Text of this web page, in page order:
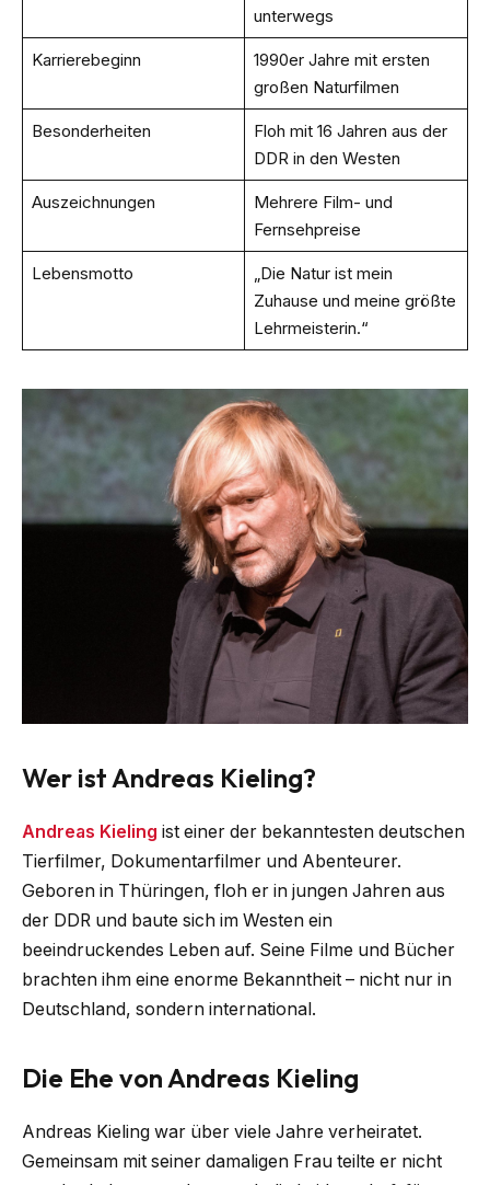
unterwegs
Karrierebeginn
1990er Jahre mit ersten
großen Naturfilmen
Besonderheiten
Floh mit 16 Jahren aus der
DDR in den Westen
Auszeichnungen
Mehrere Film- und
Fernsehpreise
Lebensmotto
„Die Natur ist mein
Zuhause und meine größte
Lehrmeisterin.“
Wer ist Andreas Kieling?
Andreas Kieling ist einer der bekanntesten deutschen
Tierfilmer, Dokumentarfilmer und Abenteurer.
Geboren in Thüringen, floh er in jungen Jahren aus
der DDR und baute sich im Westen ein
beeindruckendes Leben auf. Seine Filme und Bücher
brachten ihm eine enorme Bekanntheit – nicht nur in
Deutschland, sondern international.
Die Ehe von Andreas Kieling
Andreas Kieling war über viele Jahre verheiratet.
Gemeinsam mit seiner damaligen Frau teilte er nicht